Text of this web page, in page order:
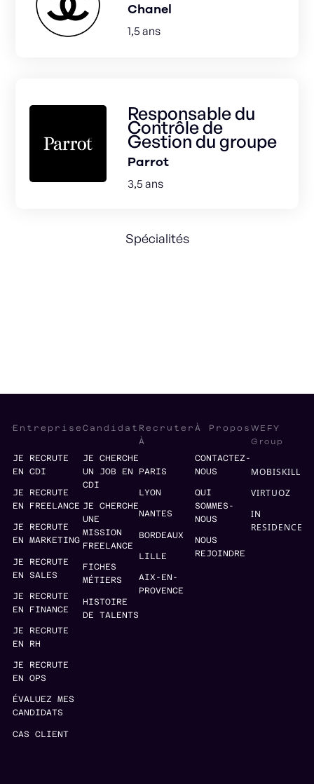
Chanel
1,5 ans
Responsable du
Contrôle de
Gestion du groupe
Parrot
3,5 ans
Spécialités
Entreprise
JE RECRUTE
EN CDI
JE RECRUTE
EN FREELANCE
JE RECRUTE
EN MARKETING
JE RECRUTE
EN SALES
JE RECRUTE
EN FINANCE
JE RECRUTE
EN RH
JE RECRUTE
EN OPS
ÉVALUEZ MES
CANDIDATS
CAS CLIENT
Candidat
JE CHERCHE
UN JOB EN
CDI
JE CHERCHE
UNE
MISSION
FREELANCE
FICHES
MÉTIERS
HISTOIRE
DE TALENTS
Recruter
À
PARIS
LYON
NANTES
BORDEAUX
LILLE
AIX-EN-
PROVENCE
À Propos
CONTACTEZ-
NOUS
QUI
SOMMES-
NOUS
NOUS
REJOINDRE
WEFY
Group
MOBISKILL
VIRTUOZ
IN
RESIDENCE